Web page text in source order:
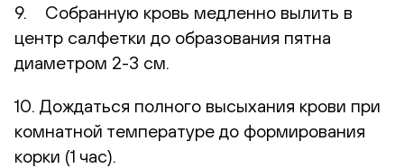
9. Собранную кровь медленно вылить в
центр салфетки до образования пятна
диаметром 2-3 см.
10. Дождаться полного высыхания крови при
комнатной температуре до формирования
корки (1 час).